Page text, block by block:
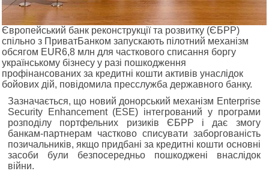
Європейський банк реконструкції та розвитку (ЄБРР)
спільно з ПриватБанком запускають пілотний механізм
обсягом EUR6,8 млн для часткового списання боргу
українському бізнесу у разі пошкодження
профінансованих за кредитні кошти активів унаслідок
бойових дій, повідомила пресслужба державного банку.
Зазначається, що новий донорський механізм Enterprise
Security Enhancement (ESE) інтегрований у програми
розподілу портфельних ризиків ЄБРР і дає змогу
банкам-партнерам частково списувати заборгованість
позичальників, якщо придбані за кредитні кошти основні
засоби були безпосередньо пошкоджені внаслідок
війни.